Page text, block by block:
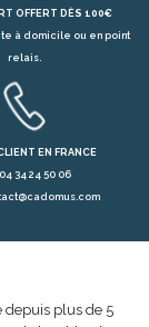
OFFERT DÈS 100€
à domicile ou en point
relais.
EN FRANCE
34 24 50 06
depuis plus de 5